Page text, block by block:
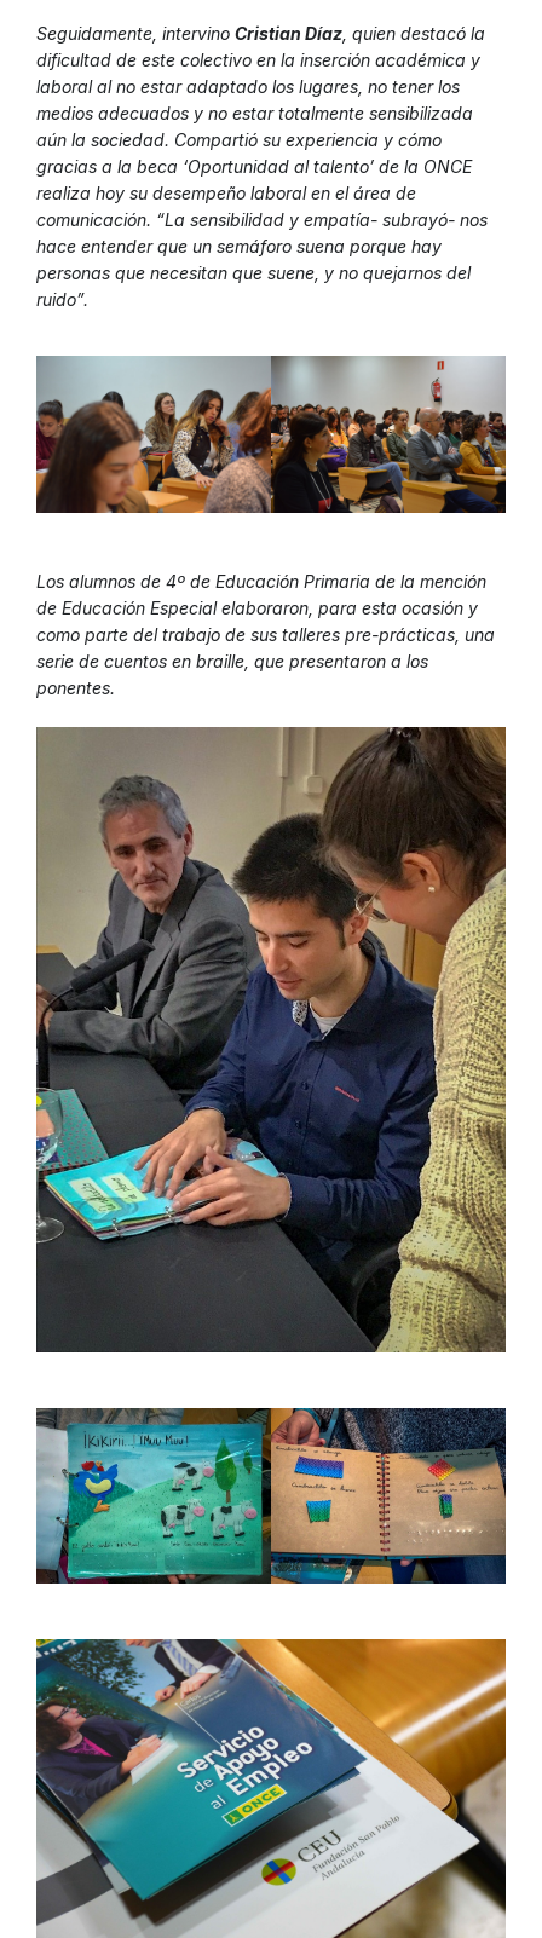
Seguidamente, intervino Cristian Díaz , quien destacó la
dificultad de este colectivo en la inserción académica y
laboral al no estar adaptado los lugares, no tener los
medios adecuados y no estar totalmente sensibilizada
aún la sociedad. Compartió su experiencia y cómo
gracias a la beca ‘Oportunidad al talento’ de la ONCE
realiza hoy su desempeño laboral en el área de
comunicación. “La sensibilidad y empatía- subrayó- nos
hace entender que un semáforo suena porque hay
personas que necesitan que suene, y no quejarnos del
ruido”.
Los alumnos de 4º de Educación Primaria de la mención
de Educación Especial elaboraron, para esta ocasión y
como parte del trabajo de sus talleres pre-prácticas, una
serie de cuentos en braille, que presentaron a los
ponentes.